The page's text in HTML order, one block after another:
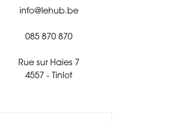
info@lehub.be
085 870 870
Rue sur Haies 7
4557 - Tinlot